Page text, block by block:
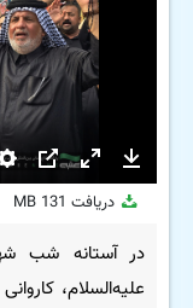
Settings
PIP
Enter
fullscreen
دریافت 131 MB
در آستانه شب